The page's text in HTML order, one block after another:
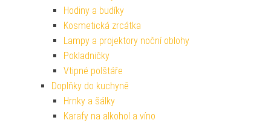
Hodiny a budíky
Kosmetická zrcátka
Lampy a projektory noční oblohy
Pokladničky
Vtipné polštáře
Doplňky do kuchyně
Hrnky a šálky
Karafy na alkohol a víno